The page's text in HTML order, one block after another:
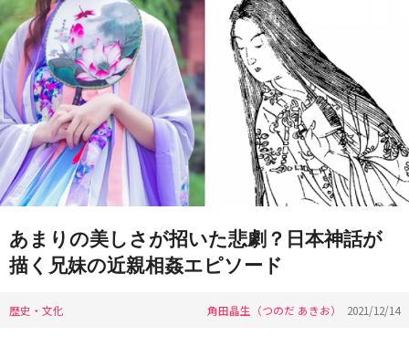
あまりの美しさが招いた悲劇？日本神話が
描く兄妹の近親相姦エピソード
歴史・文化 角田晶生（つのだ あきお） 2021/12/14